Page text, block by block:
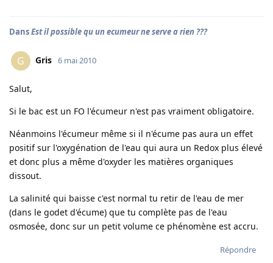
DansEst il possible qu un ecumeur ne serve a rien ???
G Gris 6 mai 2010
Salut,
Si le bac est un FO l'écumeur n'est pas vraiment obligatoire.
Néanmoins l'écumeur même si il n'écume pas aura un effet
positif sur l'oxygénation de l'eau qui aura un Redox plus élevé
et donc plus a même d'oxyder les matières organiques
dissout.
La salinité qui baisse c'est normal tu retir de l'eau de mer
(dans le godet d'écume) que tu complète pas de l'eau
osmosée, donc sur un petit volume ce phénomène est accru.
Répondre